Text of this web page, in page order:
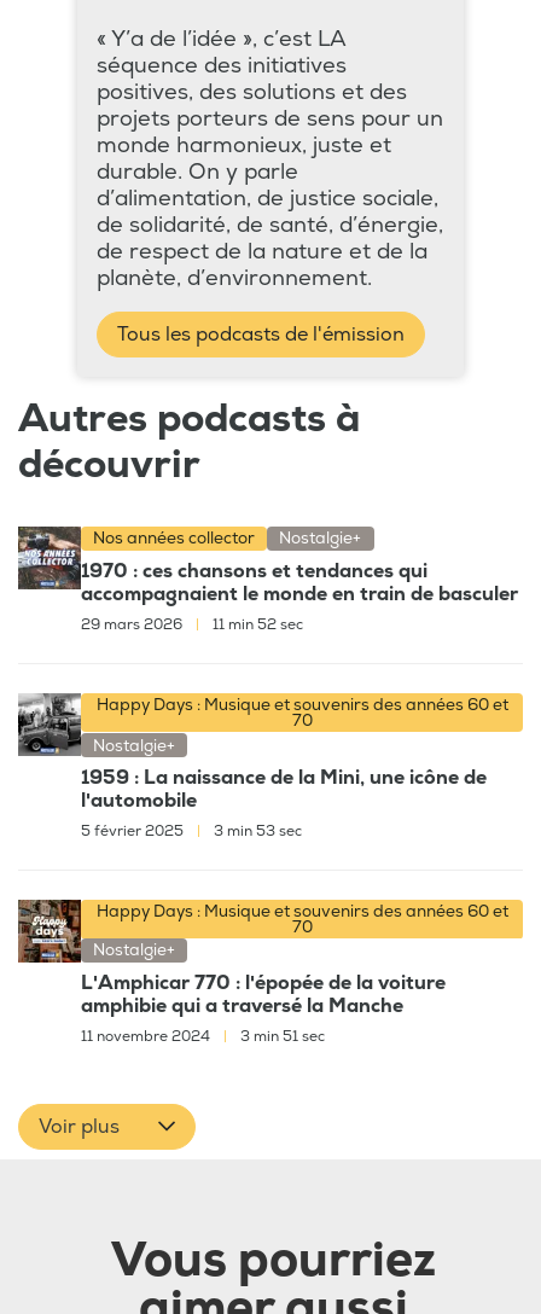
« Y’a de l’idée », c’est LA
séquence des initiatives
positives, des solutions et des
projets porteurs de sens pour un
monde harmonieux, juste et
durable. On y parle
d’alimentation, de justice sociale,
de solidarité, de santé, d’énergie,
de respect de la nature et de la
planète, d’environnement.
Tous les podcasts de l'émission
Autres podcasts à
découvrir
Nos années collector Nostalgie+
1970 : ces chansons et tendances qui
accompagnaient le monde en train de basculer
29 mars 2026 11 min 52 sec
Happy Days : Musique et souvenirs des années 60 et
70
Nostalgie+
1959 : La naissance de la Mini, une icône de
l'automobile
5 février 2025 | 3 min 53 sec
Happy Days : Musique et souvenirs des années 60 et
70
Nostalgie+
L'Amphicar 770 : l'épopée de la voiture
amphibie qui a traversé la Manche
11 novembre 2024 3 min 51 sec
Voir plus
Vous pourriez